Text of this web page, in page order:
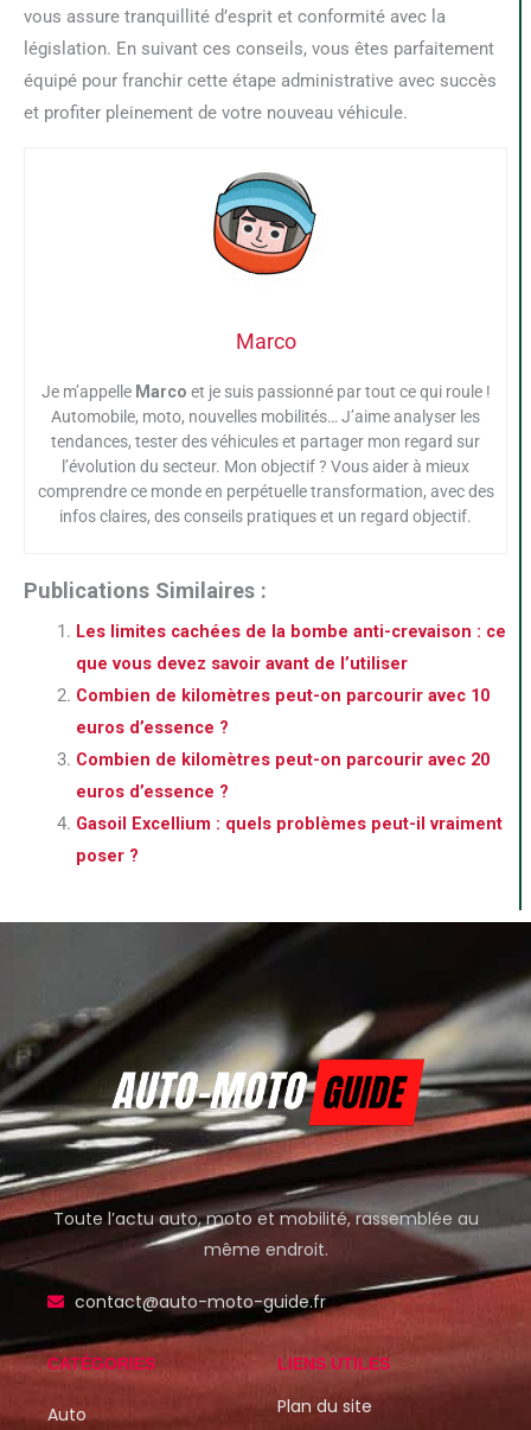
vous assure tranquillité d’esprit et conformité avec la
législation. En suivant ces conseils, vous êtes parfaitement
équipé pour franchir cette étape administrative avec succès
et profiter pleinement de votre nouveau véhicule.
Marco
Je m’appelle Marco et je suis passionné par tout ce qui roule !
Automobile, moto, nouvelles mobilités… J’aime analyser les
tendances, tester des véhicules et partager mon regard sur
l’évolution du secteur. Mon objectif ? Vous aider à mieux
comprendre ce monde en perpétuelle transformation, avec des
infos claires, des conseils pratiques et un regard objectif.
Publications Similaires :
Les limites cachées de la bombe anti-crevaison : ce
que vous devez savoir avant de l’utiliser
Combien de kilomètres peut-on parcourir avec 10
euros d’essence ?
Combien de kilomètres peut-on parcourir avec 20
euros d’essence ?
Gasoil Excellium : quels problèmes peut-il vraiment
poser ?
Toute l’actu auto, moto et mobilité, rassemblée au
même endroit.
contact@auto-moto-guide.fr
CATÉGORIES
Auto
LIENS UTILES
Plan du site